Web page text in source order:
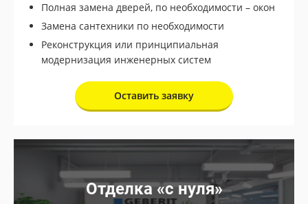
Полная замена дверей, по необходимости – окон
Замена сантехники по необходимости
Реконструкция или принципиальная
модернизация инженерных систем
Оставить заявку
Отделка «с нуля»